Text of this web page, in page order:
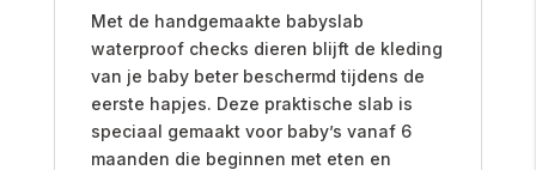
Met de handgemaakte babyslab
waterproof checks dieren blijft de kleding
van je baby beter beschermd tijdens de
eerste hapjes. Deze praktische slab is
speciaal gemaakt voor baby’s vanaf 6
maanden die beginnen met eten en